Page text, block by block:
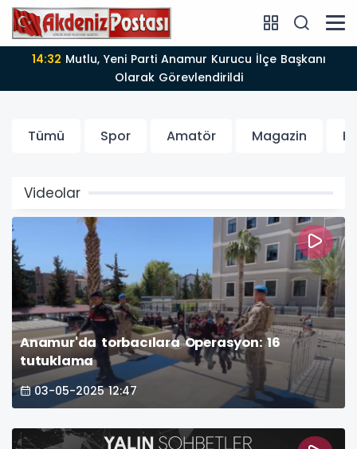
14:32
Olarak Görevlendirildi
Tümü Spor Amatör Magazin
Videolar
Anamur'da torbacılara Operasyon: 16
tutuklama
03-05-2025 12:47